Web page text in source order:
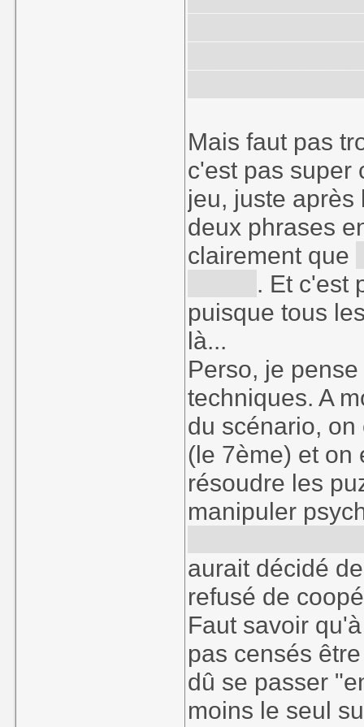
Mais faut pas
c'est pas super
jeu, juste
deux phrases
clairement que
. Et c'est
puisque tous
là...
Perso, je
techniques. A
du scénario,
(le 7ème) et on
résoudre les
manipuler
aurait décidé
refusé de
Faut savoir
pas censés
dû se passer
moins le seul